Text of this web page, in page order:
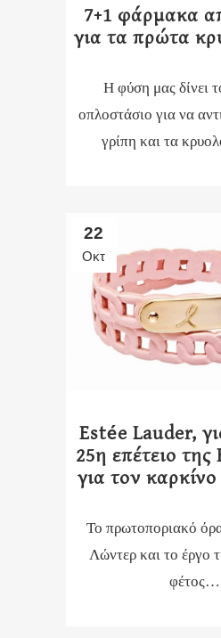
7+1 φάρμακα
για τα πρώτα
Η φύση μας δίνει
οπλοστάσιο για να
γρίπη και τα
22
Οκτ
Estée Lauder,
25η επέτειο της
για τον
Το πρωτοποριακό
Λώντερ και το έργο